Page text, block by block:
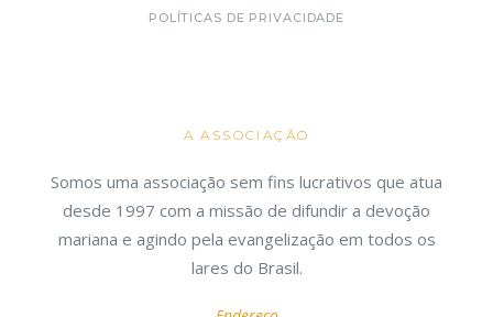
POLÍTICAS DE PRIVACIDADE
A ASSOCIAÇÃO
Somos uma associação sem fins lucrativos que atua
desde 1997 com a missão de difundir a devoção
mariana e agindo pela evangelização em todos os
lares do Brasil.